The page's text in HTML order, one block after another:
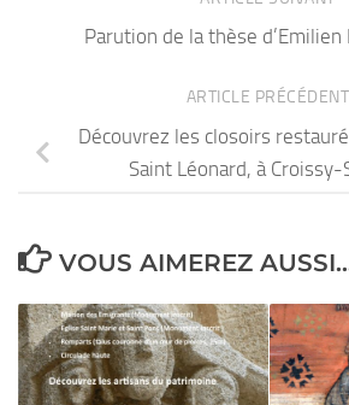
Parution de la thèse
ARTICLE PRÉCÉDENT
Découvrez les closoirs
Saint Léonard, à
VOUS AIMEREZ